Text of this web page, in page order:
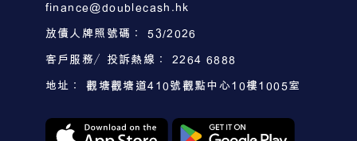
finance@doublecash.hk
放債人牌照號碼： 53/2026
客戶服務／投訴熱線： 2264 6888
地址： 觀塘觀塘道410號觀點中心10樓1005室